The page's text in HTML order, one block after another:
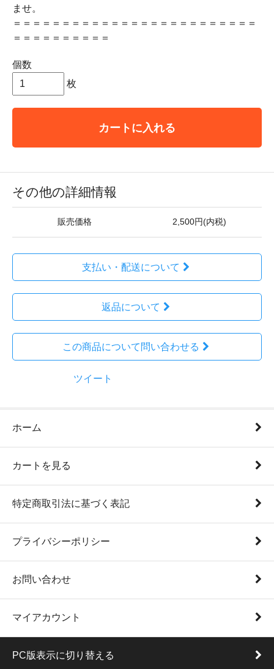
ませ。
＝＝＝＝＝＝＝＝＝＝＝＝＝＝＝＝＝＝＝＝＝＝＝＝＝
＝＝＝＝＝＝＝＝＝＝
個数
枚
カートに入れる
その他の詳細情報
販売価格 2,500円(内税)
支払い・配送について
返品について
この商品について問い合わせる
ツイート
ホーム
カートを見る
特定商取引法に基づく表記
プライバシーポリシー
お問い合わせ
マイアカウント
PC版表示に切り替える